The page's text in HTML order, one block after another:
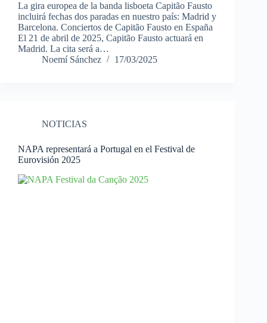
La gira europea de la banda lisboeta Capitão Fausto
incluirá fechas dos paradas en nuestro país: Madrid y
Barcelona. Conciertos de Capitão Fausto en España
El 21 de abril de 2025, Capitão Fausto actuará en
Madrid. La cita será a…
Noemí Sánchez
17/03/2025
NOTICIAS
NAPA representará a Portugal en el Festival de
Eurovisión 2025